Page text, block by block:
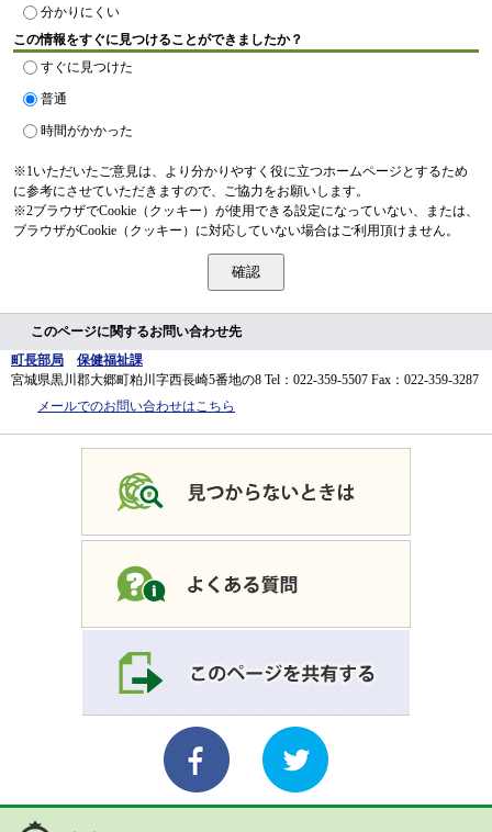
分かりにくい
この情報をすぐに見つけることができましたか？
すぐに見つけた
普通
時間がかかった
※1いただいたご意見は、より分かりやすく役に立つホームページとするため
に参考にさせていただきますので、ご協力をお願いします。
※2ブラウザでCookie（クッキー）が使用できる設定になっていない、または、
ブラウザがCookie（クッキー）に対応していない場合はご利用頂けません。
このページに関するお問い合わせ先
町長部局
保健福祉課
宮城県黒川郡大郷町粕川字西長崎5番地の8 Tel：022-359-5507 Fax：022-359-3287
メールでのお問い合わせはこちら